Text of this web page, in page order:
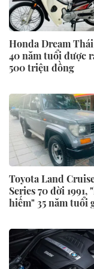
Honda Dream
40 năm tuổi được
500 triệu đồng
Toyota Land
Series 70 đời 1991,
hiếm" 35 năm tuổi